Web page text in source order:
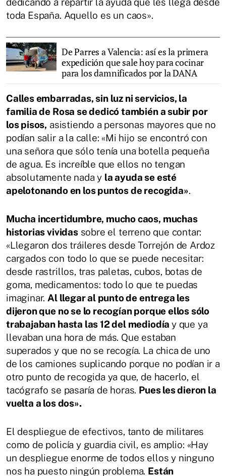
dedicando a repartir la ayuda que les llega desde
toda España. Aquello es un caos».
De Parres a Valencia: así es la primera
expedición que sale hoy para cocinar
para los damnificados por la DANA
Calles embarradas, sin luz ni servicios, la
familia de Rosa se dedicó también a subir por
los pisos, asistiendo a personas mayores que no
podían salir a la calle: «Mi hijo se encontró con
una señora que sólo tenía una botella pequeña
de agua. Es increíble que ellos no tengan
absolutamente nada y la ayuda se esté
apelotonando en los puntos de recogida».
Mucha incertidumbre, mucho caos, muchas
historias vividassobre el terreno que contar:
«Llegaron dos tráileres desde Torrejón de Ardoz
cargados con todo lo que se puede necesitar:
desde rastrillos, tras paletas, cubos, botas de
goma, medicamentos: todo lo que te puedas
imaginar.Al llegar al punto de entrega les
dijeron que no se lo recogían porque ellos sólo
trabajaban hasta las 12 del mediodía y que ya
llevaban una hora de más. Que estaban
superados y que no se recogía. La chica de uno
de los camiones suplicando porque no podían ir a
otro punto de recogida ya que, de hacerlo, el
tacógrafo se pasaría de horas. Pues les dieron la
vuelta a los dos».
El despliegue de efectivos, tanto de militares
como de policía y guardia civil, es amplio: «Hay
un despliegue enorme de todos ellos y ninguno
nos ha puesto ningún problema. Están